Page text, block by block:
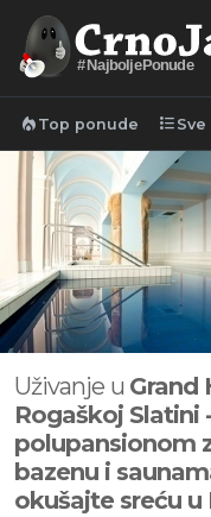
#NajboljePonude
local_fire_department Top ponude format_list_bulleted
Uživanje u Grand
Rogaškoj Slatini
polupansionom
bazenu i
okušajte sreću u